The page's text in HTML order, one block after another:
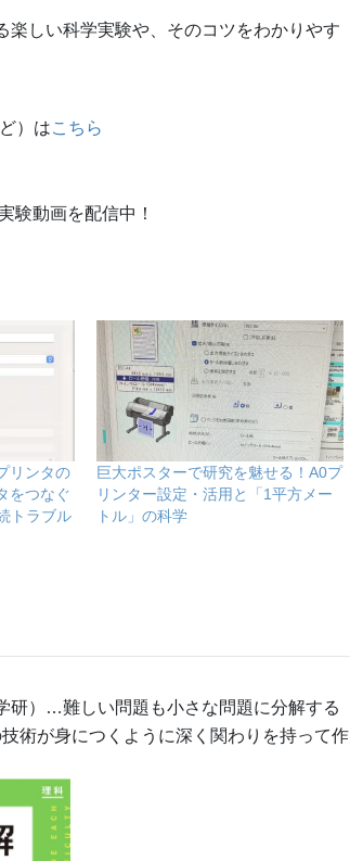
しい科学実験や、そのコツをわかりやす
）はこちら
験動画を配信中！
リンタの
をつなぐ
トラブル
巨大ポスターで研究を魅せる！A0プ
リンター設定・活用と「1平方メー
トル」の科学
研）…難しい問題も小さな問題に分解する
術が身につくように深く関わりを持って作